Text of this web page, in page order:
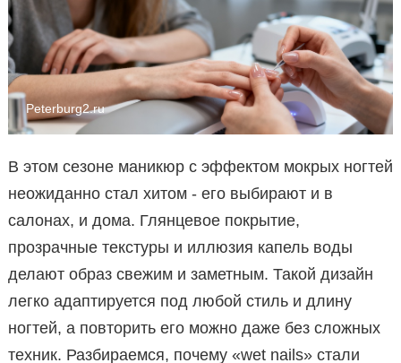
Peterburg2.ru
В этом сезоне маникюр с эффектом мокрых ногтей
неожиданно стал хитом - его выбирают и в
салонах, и дома. Глянцевое покрытие,
прозрачные текстуры и иллюзия капель воды
делают образ свежим и заметным. Такой дизайн
легко адаптируется под любой стиль и длину
ногтей, а повторить его можно даже без сложных
техник. Разбираемся, почему «wet nails» стали